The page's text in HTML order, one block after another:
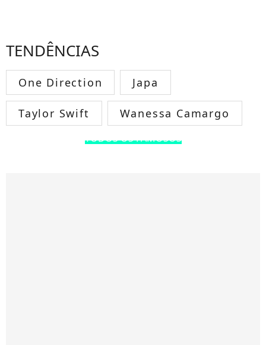
TENDÊNCIAS
One Direction Japa
Taylor Swift Wanessa Camargo
TODOS OS FAMOSOS